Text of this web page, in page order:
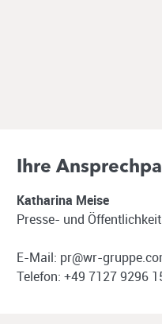
Ihre
Katharina Meise
Presse- und
E-Mail: pr@wr-
Telefon: +49 7127 9296